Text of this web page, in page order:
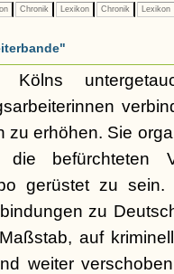
Chronik Lexikon Chronik Lexikon
zu erhöhen. Sie
befürchteten
gerüstet zu sein.
zu
auf
weiter